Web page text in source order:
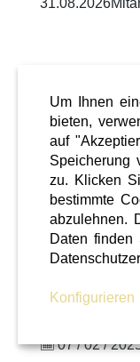
07 / 02 /
Um Ihnen
bieten,
auf
Speicherung
zu. Klicken
bestimmte
abzulehnen.
Daten
Konfigurieren